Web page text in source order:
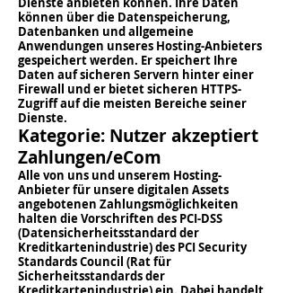
können über die Datenspeicherung,
Datenbanken und allgemeine
Anwendungen unseres Hosting-Anbieters
gespeichert werden. Er speichert Ihre
Daten auf sicheren Servern hinter einer
Firewall und er bietet sicheren HTTPS-
Zugriff auf die meisten Bereiche seiner
Dienste.
Kategorie: Nutzer akzeptiert
Zahlungen/eCom
Alle von uns und unserem Hosting-
Anbieter für unsere digitalen Assets
angebotenen Zahlungsmöglichkeiten
halten die Vorschriften des PCI-DSS
(Datensicherheitsstandard der
Kreditkartenindustrie) des PCI Security
Standards Council (Rat für
Sicherheitsstandards der